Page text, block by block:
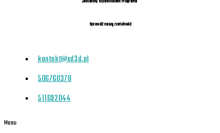
Jesteśmy uczestnikiem Programu
Sprawdź naszą rzetelność
kontakt@xd3d.pl
506760378
511692044
Menu